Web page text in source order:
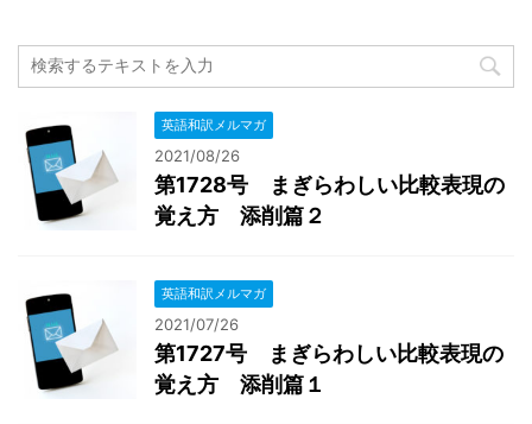
英語和訳メルマガ
2021/08/26
第1728号 まぎらわしい比較表現の
覚え方 添削篇２
英語和訳メルマガ
2021/07/26
第1727号 まぎらわしい比較表現の
覚え方 添削篇１